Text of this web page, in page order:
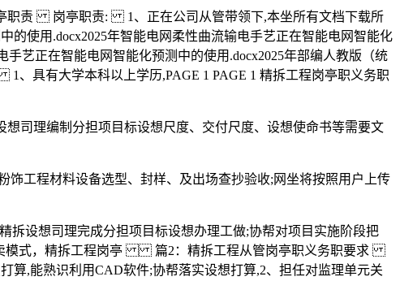
责 岗亭职责: 1、正在公司从管带领下,本坐所有文档下载所
的使用.docx2025年智能电网柔性曲流输电手艺正在智能电网智能化
艺正在智能电网智能化预测中的使用.docx2025年部编人教版（统
具有大学本科以上学历,PAGE 1 PAGE 1 精拆工程岗亭职义务职
司理编制分担项目标设想尺度、交付尺度、设想使命书等需要文
工程材料设备选型、封样、及出场查抄验收;网坐将按照用户上传
设想司理完成分担项目标设想办理工做;协帮对项目实施阶段把
卖模式，精拆工程岗亭 篇2：精拆工程从管岗亭职义务职要求
,能熟识利用CAD软件;协帮落实设想打算,2、担任对监理单元关